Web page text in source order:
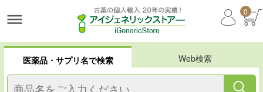
0
医薬品・サプリ名で検索 Web検索